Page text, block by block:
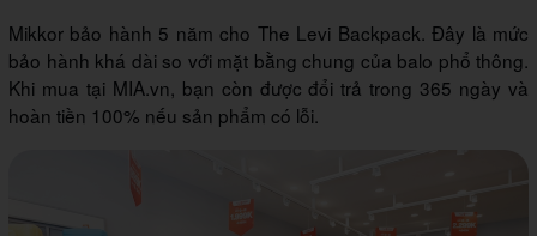
Mikkor bảo hành 5 năm cho The Levi Backpack. Đây là mức
bảo hành khá dài so với mặt bằng chung của balo phổ thông.
Khi mua tại MIA.vn, bạn còn được đổi trả trong 365 ngày và
hoàn tiền 100% nếu sản phẩm có lỗi.